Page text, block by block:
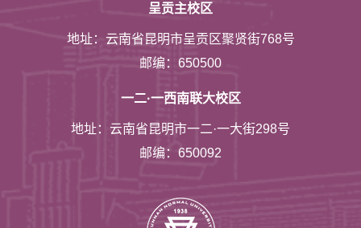
呈贡主校区
地址：云南省昆明市呈贡区聚贤街768号
邮编：650500
一二·一西南联大校区
地址：云南省昆明市一二·一大街298号
邮编：650092